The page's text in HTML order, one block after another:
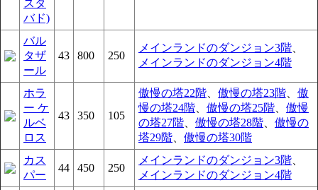
スタ
バド)
バル
タザ
ール
43 800 250
メインランドのダンジョン3階
メインランドのダンジョン4階
ホラ
ー ケ
ルベ
ロス
43 350 105
傲慢の塔22階 傲慢の塔23階
傲
慢の塔24階
傲慢の塔25階
傲慢
の塔27階
傲慢の塔28階
傲慢の
塔29階
傲慢の塔30階
カス
パー
44 450 250
メインランドのダンジョン3階
メインランドのダンジョン4階